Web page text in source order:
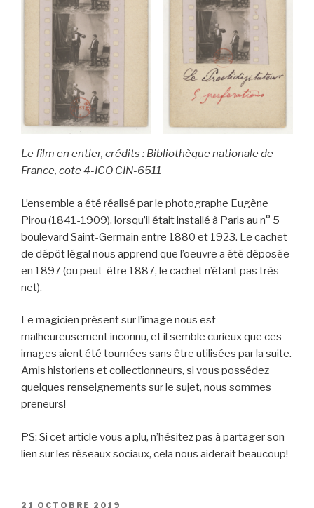
Le film en entier, crédits : Bibliothèque nationale de
France, cote 4-ICO CIN-6511
L’ensemble a été réalisé par le photographe Eugène
Pirou (1841-1909), lorsqu’il était installé à Paris au n° 5
boulevard Saint-Germain entre 1880 et 1923. Le cachet
de dépôt légal nous apprend que l’oeuvre a été déposée
en 1897 (ou peut-être 1887, le cachet n’étant pas très
net).
Le magicien présent sur l’image nous est
malheureusement inconnu, et il semble curieux que ces
images aient été tournées sans être utilisées par la suite.
Amis historiens et collectionneurs, si vous possédez
quelques renseignements sur le sujet, nous sommes
preneurs!
PS: Si cet article vous a plu, n’hésitez pas à partager son
lien sur les réseaux sociaux, cela nous aiderait beaucoup!
PUBLIÉ
21 OCTOBRE 2019